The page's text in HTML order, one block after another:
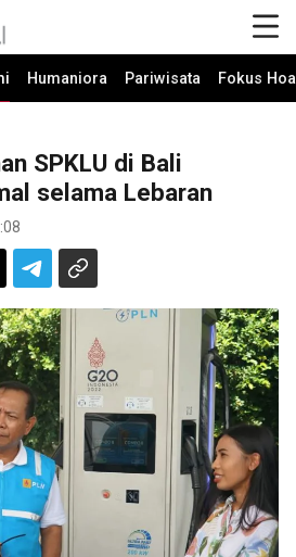
Humaniora Pariwisata Fokus
SPKLU di Bali
selama Lebaran